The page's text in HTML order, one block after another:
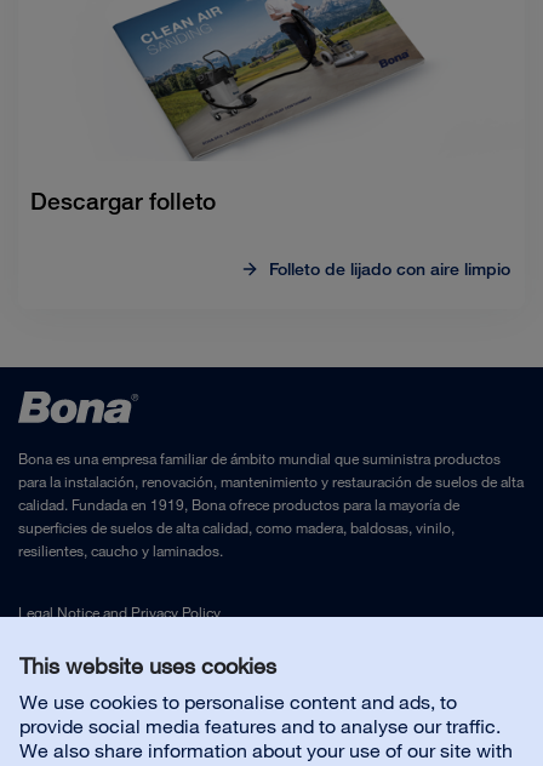
This website uses cookies
We use cookies to personalise content and ads, to
provide social media features and to analyse our traffic.
We also share information about your use of our site with
Descargar folleto
Folleto de lijado con aire limpio
Bona es una empresa familiar de ámbito mundial que suministra productos
para la instalación, renovación, mantenimiento y restauración de suelos de alta
calidad. Fundada en 1919, Bona ofrece productos para la mayoría de
superficies de suelos de alta calidad, como madera, baldosas, vinilo,
resilientes, caucho y laminados.
Legal Noticeand Privacy Policy
Contáctenos